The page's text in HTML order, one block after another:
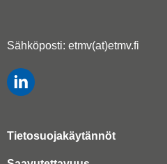
Sähköposti: etmv(at)etmv.fi
Tietosuojakäytännöt